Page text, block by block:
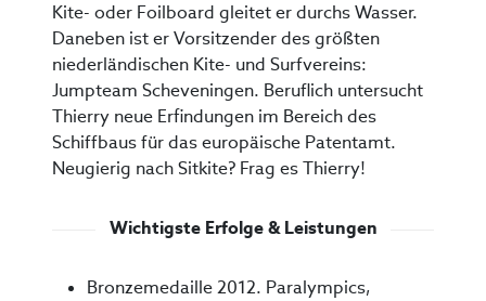
Kite- oder Foilboard gleitet er durchs Wasser.
Daneben ist er Vorsitzender des größten
niederländischen Kite- und Surfvereins:
Jumpteam Scheveningen. Beruflich untersucht
Thierry neue Erfindungen im Bereich des
Schiffbaus für das europäische Patentamt.
Neugierig nach Sitkite? Frag es Thierry!
Wichtigste Erfolge & Leistungen
Bronzemedaille 2012. Paralympics,